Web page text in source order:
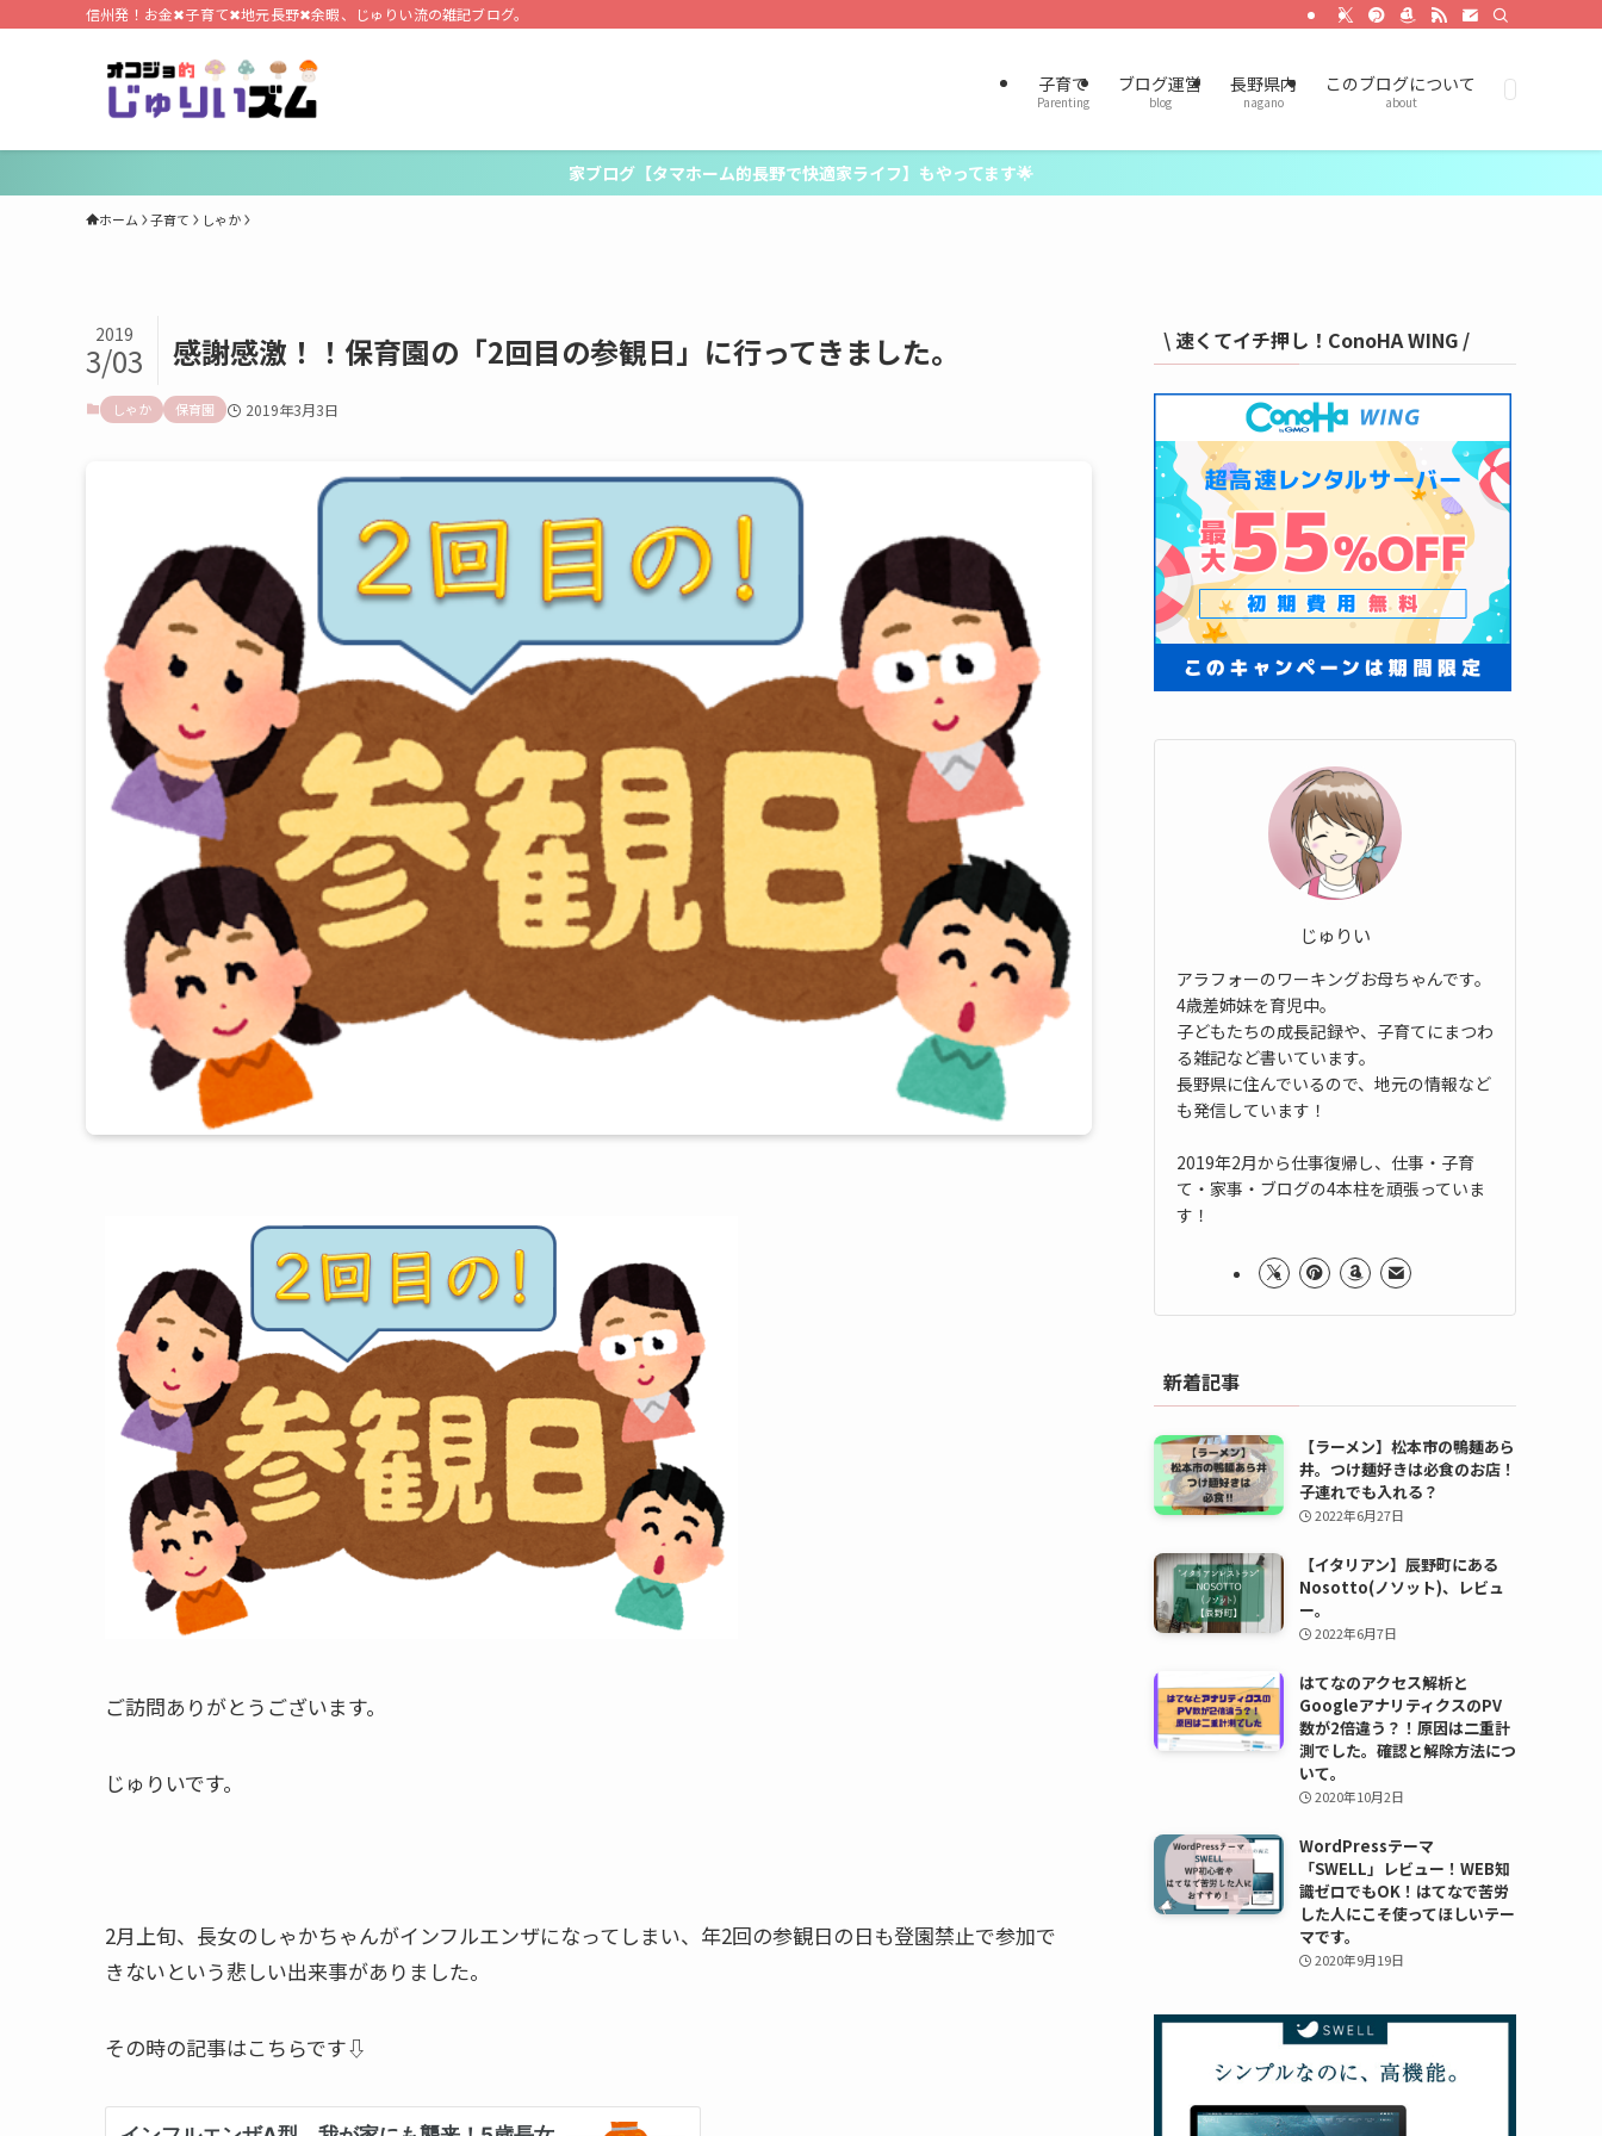
信州発！お金✖子育て✖地元長野✖余暇、じゅりい流の雑記ブログ。
子育て
Parenting
ブログ運営
blog
長野県内
nagano
このブログについて
about
家ブログ【タマホーム的長野で快適家ライフ】もやってます🌟
ホーム 子育て しゃか
感謝感激！！保育園の「2回目の参観日」に行ってきました。
2019
3/03
しゃか 保育園 2019年3月3日
ご訪問ありがとうございます。
じゅりいです。
2月上旬、長女のしゃかちゃんがインフルエンザになってしまい、年2回の参観日の日も登園禁止で参加で
きないという悲しい出来事がありました。
その時の記事はこちらです⇩
\ 速くてイチ押し！ConoHA WING /
じゅりい
アラフォーのワーキングお母ちゃんです。
4歳差姉妹を育児中。
子どもたちの成長記録や、子育てにまつわ
る雑記など書いています。
長野県に住んでいるので、地元の情報など
も発信しています！
2019年2月から仕事復帰し、仕事・子育
て・家事・ブログの4本柱を頑張っていま
す！
新着記事
【ラーメン】松本市の鴨麺あら
井。つけ麺好きは必食のお店！
子連れでも入れる？
2022年6月27日
【イタリアン】辰野町にある
Nosotto(ノソット)、レビュ
ー。
2022年6月7日
はてなのアクセス解析と
GoogleアナリティクスのPV
数が2倍違う？！原因は二重計
測でした。確認と解除方法につ
いて。
2020年10月2日
WordPressテーマ
「SWELL」レビュー！WEB知
識ゼロでもOK！はてなで苦労
した人にこそ使ってほしいテー
マです。
2020年9月19日